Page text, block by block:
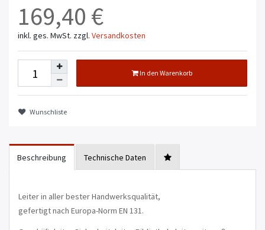
169,40 €
inkl. ges. MwSt. zzgl. Versandkosten
In den Warenkorb
Wunschliste
Beschreibung Technische Daten
Leiter in aller bester Handwerksqualität,
gefertigt nach Europa-Norm EN 131.